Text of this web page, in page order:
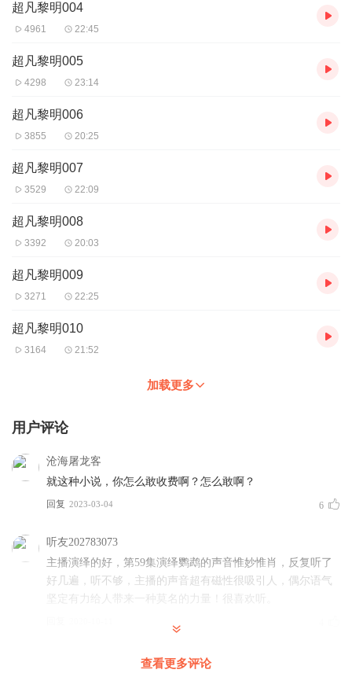
4、在购买过程中，如果您有任何问题，可以按以下步骤咨询在线客
服：
客服
第二步：如果您无法联系上APP内在线客服，可关注【喜马拉雅付
第三步：如果在线客服都未取得联系，也可拨打客服电话：400-
838-5616
超凡黎明004
4961 22:45
超凡黎明005
4298 23:14
超凡黎明006
3855 20:25
超凡黎明007
3529 22:09
超凡黎明008
3392 20:03
超凡黎明009
3271 22:25
超凡黎明010
3164 21:52
加载更多
用户评论
沧海屠龙客
就这种小说，你怎么敢收费啊？怎么敢啊？
回复 2023-03-04 6
听友202783073
主播演绎的好，第59集演绎鹦鹉的声音惟妙惟肖，反复听了
好几遍，听不够，主播的声音超有磁性很吸引人，偶尔语气
坚定有力给人带来一种莫名的力量！很喜欢听。
查看更多评论